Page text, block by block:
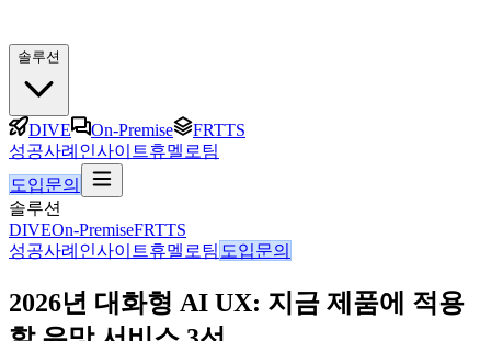
솔루션
DIVE On-Premise
FRTTS
성공사례 인사이트휴멜로팀
도입문의
솔루션
DIVEOn-PremiseFRTTS
성공사례 인사이트휴멜로팀 도입문의
2026년 대화형 AI UX: 지금 제품에 적용